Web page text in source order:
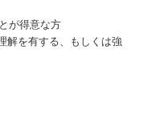
が得意な方
解を有する、もしくは強